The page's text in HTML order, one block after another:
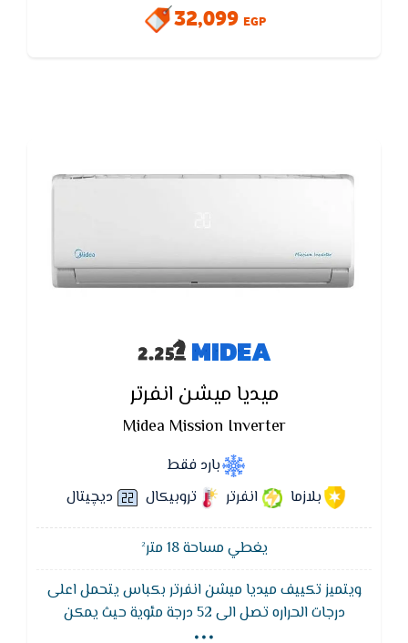
الملوثه حتى تكون صحيه على المستهلك
32,099 EGP
MIDEA
ميديا ميشن انفرتر
Midea Mission Inverter
بارد فقط
بلازما
انفرتر تروبيكال ديچيتال
يغطي مساحة 18 متر²
ويتميز تكييف ميديا ميشن انفرتر بكباس يتحمل اعلى
درجات الحراره تصل الى 52 درجة مئوية حيث يمكن
للكومبريسور العمل فى اصعب الظروف البيئية ويوجد
...